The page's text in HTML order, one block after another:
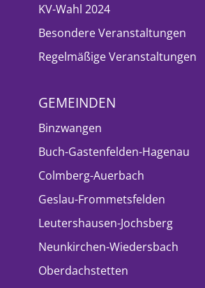
KV-Wahl 2024
Besondere Veranstaltungen
Regelmäßige Veranstaltungen
GEMEINDEN
Binzwangen
Buch-Gastenfelden-Hagenau
Colmberg-Auerbach
Geslau-Frommetsfelden
Leutershausen-Jochsberg
Neunkirchen-Wiedersbach
Oberdachstetten